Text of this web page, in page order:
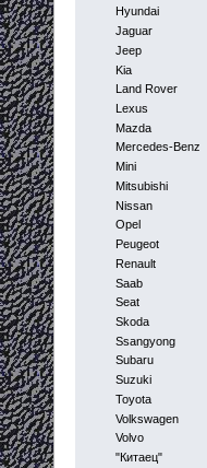
Hyundai
Jaguar
Jeep
Kia
Land Rover
Lexus
Mazda
Mercedes-Benz
Mini
Mitsubishi
Nissan
Opel
Peugeot
Renault
Saab
Seat
Skoda
Ssangyong
Subaru
Suzuki
Toyota
Volkswagen
Volvo
"Китаец"